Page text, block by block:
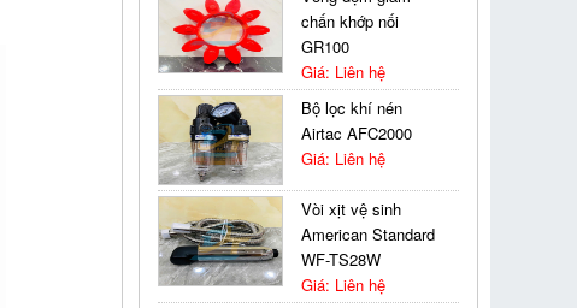
chấn khớp nối
GR100
Giá: Liên hệ
Bộ lọc khí nén
Airtac AFC2000
Giá: Liên hệ
Vòi xịt vệ sinh
American Standard
WF-TS28W
Giá: Liên hệ